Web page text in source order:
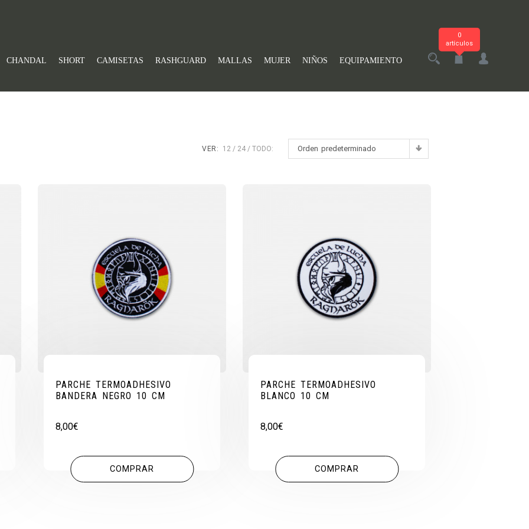
CHANDAL SHORT CAMISETAS RASHGUARD MALLAS MUJER NIÑOS EQUIPAMIENTO
0
artículos
Orden predeterminado
VER: 12 24 TODO:
PARCHE TERMOADHESIVO
BANDERA NEGRO 10 CM
8,00€
COMPRAR
PARCHE TERMOADHESIVO
BLANCO 10 CM
8,00€
COMPRAR